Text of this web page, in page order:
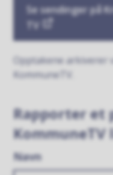
Se sendinger på
TV
Opptakene arkiverer
KommuneTV.
Rapporter et
Navn